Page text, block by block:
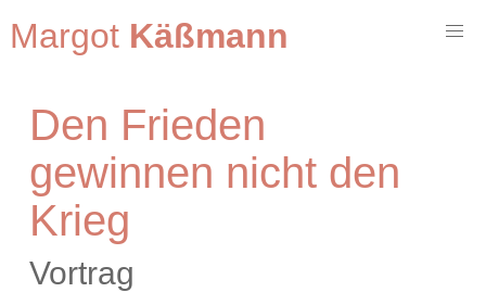
Margot Käßmann
Den Frieden
gewinnen nicht den
Krieg
Vortrag